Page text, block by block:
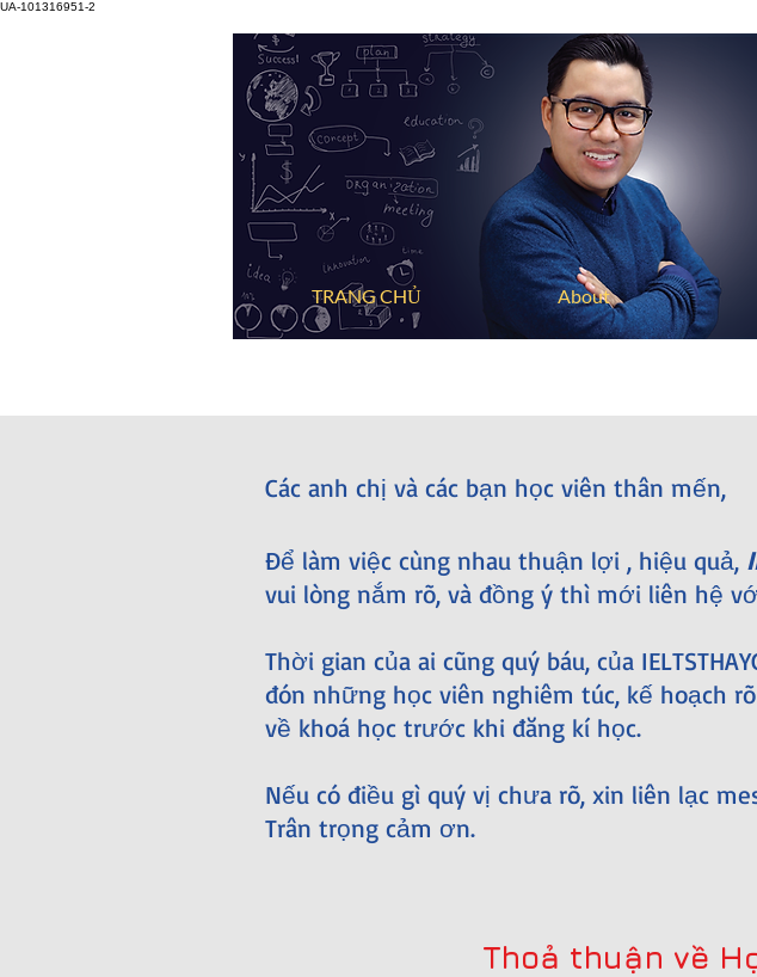
UA-101316951-2
TRANG CHỦ About
Các anh chị và các bạn học viên thân mến,
Để làm việc cùng nhau thuận lợi , hiệu quả,
vui lòng nắm rõ, và đồng ý thì mới liên hệ
Thời gian của ai cũng quý báu, của
đón những học viên nghiêm túc, kế hoạch
về khoá học trước khi đăng kí học.
Nếu có điều gì quý vị chưa rõ, xin liên lạc
Trân trọng cảm ơn.
Thoả thuận về